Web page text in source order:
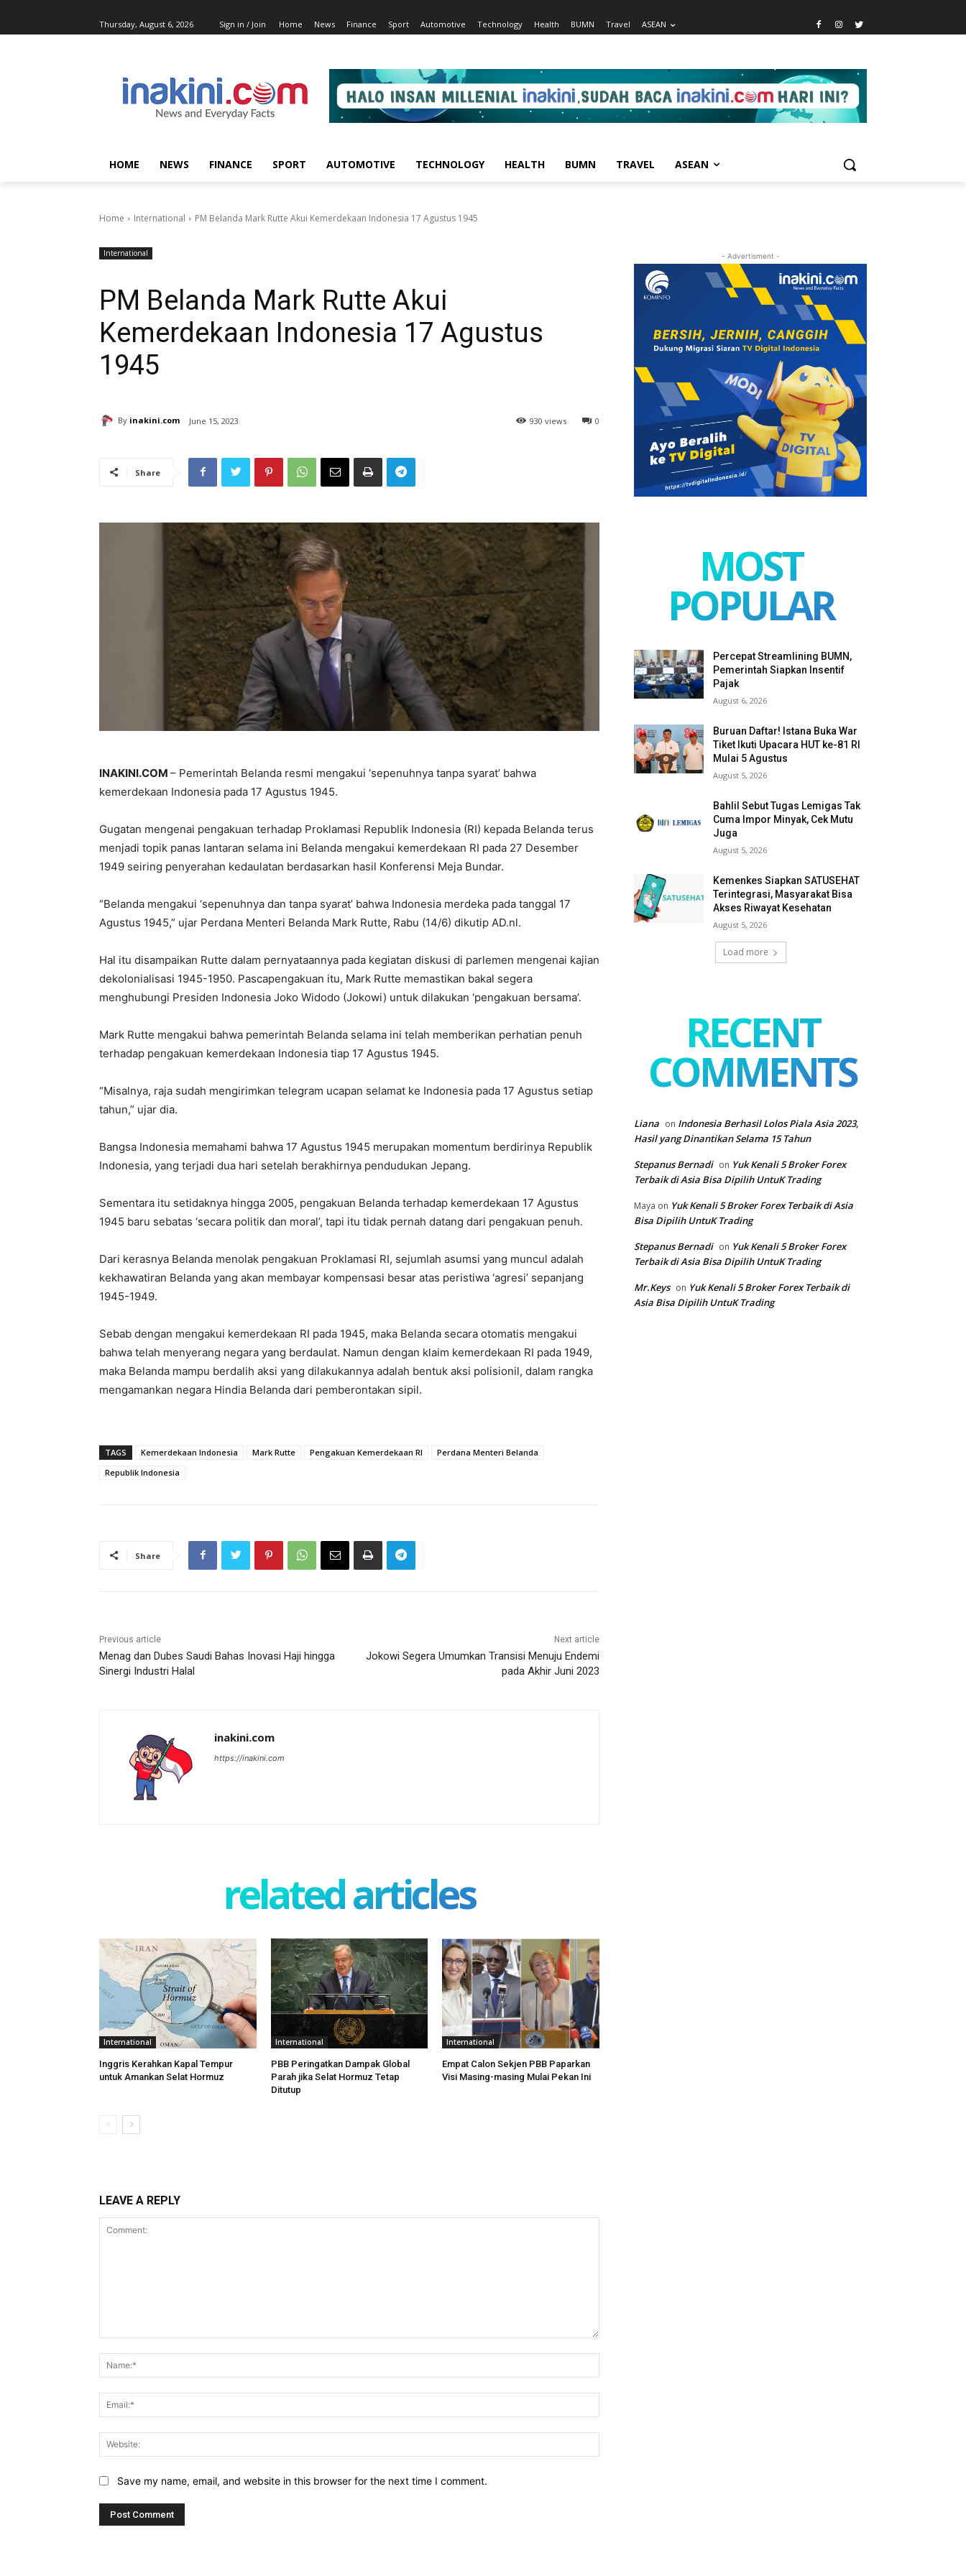
Thursday, August 6, 2026 Sign in / Join Home News Finance Sport Automotive Technology Health BUMN Travel ASEAN
HOME NEWS FINANCE SPORT AUTOMOTIVE TECHNOLOGY HEALTH BUMN TRAVEL ASEAN
Home International PM Belanda Mark Rutte Akui Kemerdekaan Indonesia 17 Agustus 1945
International
PM Belanda Mark Rutte Akui
Kemerdekaan Indonesia 17 Agustus
1945
By inakini.com June 15, 2023 0
930 views
Share
INAKINI.COM – Pemerintah Belanda resmi mengakui ‘sepenuhnya tanpa syarat’ bahwa
kemerdekaan Indonesia pada 17 Agustus 1945.
Gugatan mengenai pengakuan terhadap Proklamasi Republik Indonesia (RI) kepada Belanda terus
menjadi topik panas lantaran selama ini Belanda mengakui kemerdekaan RI pada 27 Desember
1949 seiring penyerahan kedaulatan berdasarkan hasil Konferensi Meja Bundar.
“Belanda mengakui ‘sepenuhnya dan tanpa syarat’ bahwa Indonesia merdeka pada tanggal 17
Agustus 1945,” ujar Perdana Menteri Belanda Mark Rutte, Rabu (14/6) dikutip AD.nl.
Hal itu disampaikan Rutte dalam pernyataannya pada kegiatan diskusi di parlemen mengenai kajian
dekolonialisasi 1945-1950. Pascapengakuan itu, Mark Rutte memastikan bakal segera
menghubungi Presiden Indonesia Joko Widodo (Jokowi) untuk dilakukan ‘pengakuan bersama’.
Mark Rutte mengakui bahwa pemerintah Belanda selama ini telah memberikan perhatian penuh
terhadap pengakuan kemerdekaan Indonesia tiap 17 Agustus 1945.
“Misalnya, raja sudah mengirimkan telegram ucapan selamat ke Indonesia pada 17 Agustus setiap
tahun,” ujar dia.
Bangsa Indonesia memahami bahwa 17 Agustus 1945 merupakan momentum berdirinya Republik
Indonesia, yang terjadi dua hari setelah berakhirnya pendudukan Jepang.
Sementara itu setidaknya hingga 2005, pengakuan Belanda terhadap kemerdekaan 17 Agustus
1945 baru sebatas ‘secara politik dan moral’, tapi itu tidak pernah datang dari pengakuan penuh.
Dari kerasnya Belanda menolak pengakuan Proklamasi RI, sejumlah asumsi yang muncul adalah
kekhawatiran Belanda yang akan membayar kompensasi besar atas peristiwa ‘agresi’ sepanjang
1945-1949.
Sebab dengan mengakui kemerdekaan RI pada 1945, maka Belanda secara otomatis mengakui
bahwa telah menyerang negara yang berdaulat. Namun dengan klaim kemerdekaan RI pada 1949,
maka Belanda mampu berdalih aksi yang dilakukannya adalah bentuk aksi polisionil, dalam rangka
mengamankan negara Hindia Belanda dari pemberontakan sipil.
TAGS Kemerdekaan Indonesia Mark Rutte Pengakuan Kemerdekaan RI
Perdana Menteri Belanda
Republik Indonesia
Share
Previous article
Menag dan Dubes Saudi Bahas Inovasi Haji hingga
Sinergi Industri Halal
Next article
Jokowi Segera Umumkan Transisi Menuju Endemi
pada Akhir Juni 2023
inakini.com
https://inakini.com
related articles
International
Inggris Kerahkan Kapal Tempur
untuk Amankan Selat Hormuz
International
PBB Peringatkan Dampak Global
Parah jika Selat Hormuz Tetap
Ditutup
International
Empat Calon Sekjen PBB Paparkan
Visi Masing-masing Mulai Pekan Ini
LEAVE A REPLY
Save my name, email, and website in this browser for the next time I comment.
- Advertisment -
MOST
POPULAR
Percepat Streamlining BUMN,
Pemerintah Siapkan Insentif
Pajak
August 6, 2026
Buruan Daftar! Istana Buka War
Tiket Ikuti Upacara HUT ke-81 RI
Mulai 5 Agustus
August 5, 2026
Bahlil Sebut Tugas Lemigas Tak
Cuma Impor Minyak, Cek Mutu
Juga
August 5, 2026
Kemenkes Siapkan SATUSEHAT
Terintegrasi, Masyarakat Bisa
Akses Riwayat Kesehatan
August 5, 2026
Load more
RECENT
COMMENTS
Liana on Indonesia Berhasil Lolos Piala Asia 2023,
Hasil yang Dinantikan Selama 15 Tahun
Stepanus Bernadi on Yuk Kenali 5 Broker Forex
Terbaik di Asia Bisa Dipilih UntuK Trading
Maya on Yuk Kenali 5 Broker Forex Terbaik di Asia
Bisa Dipilih UntuK Trading
Stepanus Bernadi on Yuk Kenali 5 Broker Forex
Terbaik di Asia Bisa Dipilih UntuK Trading
Mr.Keys on Yuk Kenali 5 Broker Forex Terbaik di
Asia Bisa Dipilih UntuK Trading